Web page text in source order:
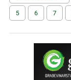
5 6 7